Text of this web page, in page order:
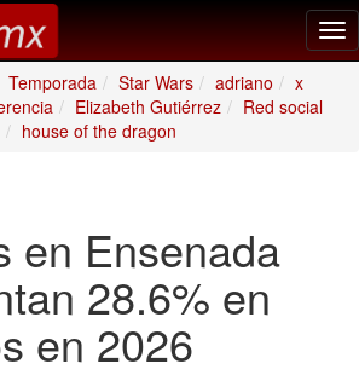
Temporada Star Wars adriano
x
Elizabeth Gutiérrez
Red social
house of the dragon
en Ensenada
28.6% en
en 2026